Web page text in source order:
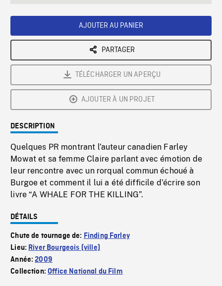
AJOUTER AU PANIER
PARTAGER
TÉLÉCHARGER UN APERÇU
AJOUTER À UN PROJET
DESCRIPTION
Quelques PR montrant l’auteur canadien Farley
Mowat et sa femme Claire parlant avec émotion de
leur rencontre avec un rorqual commun échoué à
Burgoe et comment il lui a été difficile d’écrire son
livre “A WHALE FOR THE KILLING”.
DÉTAILS
Chute de tournage de: Finding Farley
Lieu: River Bourgeois (ville)
Année:2009
Collection:Office National du Film